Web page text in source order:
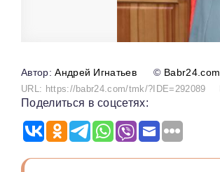
Андрей Игнатьев © Babr24.com
URL: https://babr24.com/tmk/?IDE=292089
Поделиться в соцсетях: